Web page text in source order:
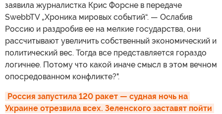
заявила журналистка Крис Форсне в передаче
SwebbTV „Хроника мировых событий“. — Ослабив
Россию и раздробив ее на мелкие государства, они
рассчитывают увеличить собственный экономический и
политический вес. Тогда все представляется гораздо
логичнее. Потому что какой иначе смысл в этом вечном
опосредованном конфликте?".
Россия запустила 120 ракет — судная ночь на
Украине отрезвила всех. Зеленского заставят пойти